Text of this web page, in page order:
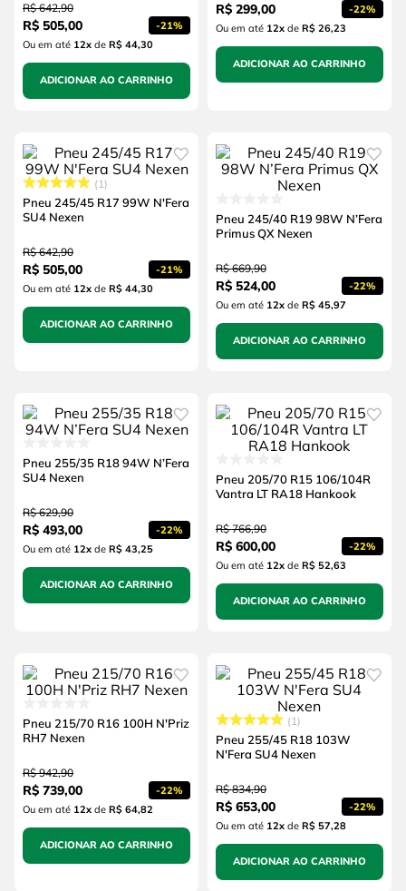
R$ 642,90
R$ 505,00 -21%
Ou em até 12xde R$ 44,30
ADICIONAR AO CARRINHO
R$ 299,00 -22%
Ou em até 12xde R$ 26,23
ADICIONAR AO CARRINHO
1
Pneu 245/45 R17 99W N'Fera
SU4 Nexen
R$ 642,90
R$ 505,00 -21%
Ou em até 12xde R$ 44,30
ADICIONAR AO CARRINHO
Pneu 245/40 R19 98W N’Fera
Primus QX Nexen
R$ 669,90
R$ 524,00 -22%
Ou em até 12xde R$ 45,97
ADICIONAR AO CARRINHO
Pneu 255/35 R18 94W N’Fera
SU4 Nexen
R$ 629,90
R$ 493,00 -22%
Ou em até 12xde R$ 43,25
ADICIONAR AO CARRINHO
Pneu 205/70 R15 106/104R
Vantra LT RA18 Hankook
R$ 766,90
R$ 600,00 -22%
Ou em até 12xde R$ 52,63
ADICIONAR AO CARRINHO
Pneu 215/70 R16 100H N'Priz
RH7 Nexen
R$ 942,90
R$ 739,00 -22%
Ou em até 12xde R$ 64,82
ADICIONAR AO CARRINHO
1
Pneu 255/45 R18 103W
N'Fera SU4 Nexen
R$ 834,90
R$ 653,00 -22%
Ou em até 12xde R$ 57,28
ADICIONAR AO CARRINHO